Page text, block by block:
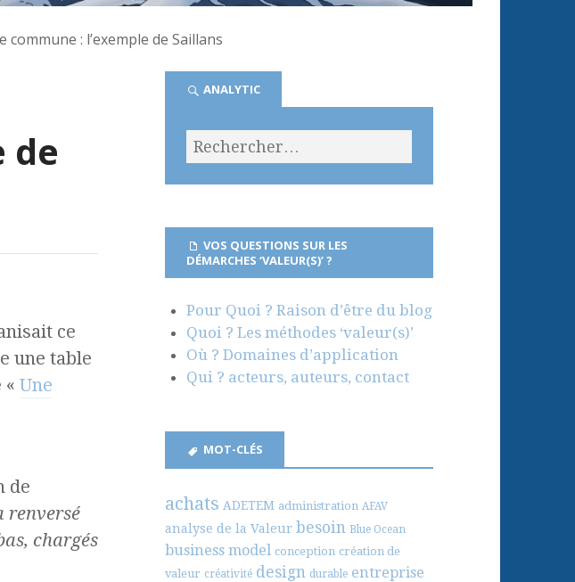
: l’exemple de Saillans
de
ce
une table
« Une
de
renversé
chargés
ANALYTIC
VOS QUESTIONS SUR LES
DÉMARCHES ‘VALEUR(S)’ ?
Pour Quoi ? Raison d’être du blog
Quoi ? Les méthodes ‘valeur(s)’
Où ? Domaines d’application
Qui ? acteurs, auteurs, contact
MOT-CLÉS
achats ADETEM administration AFAV
analyse de la Valeur besoin Blue Ocean
business model conception création de
valeur créativité design durable entreprise